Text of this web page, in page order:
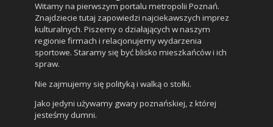
Witamy na pierwszym portalu metropolii Poznań.
Znajdziecie tutaj zapowiedzi najciekawszych imprez
kulturalnych. Piszemy o działających w naszym
regionie firmach i relacjonujemy wydarzenia
sportowe. Staramy się być blisko mieszkańców i ich
spraw.
Nie zajmujemy się polityką i walką o stołki.
Jako jedyni używamy gwary poznańskiej, z której
jesteśmy dumni.